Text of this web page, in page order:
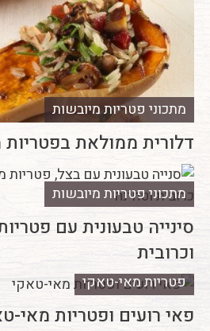
מתכוני פטריות מיובשות
דלורית ממולאת
מתכוני פטריות מיובשות
סינייה טבעונית עם
וכרובית
פטריות מאי-טאקי
פאי רועים ופטריות מאי-